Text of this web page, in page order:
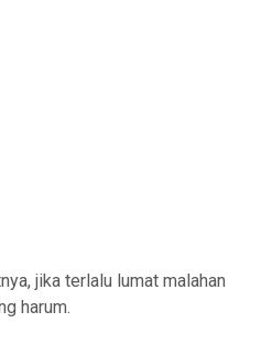
jika terlalu lumat malahan
harum.